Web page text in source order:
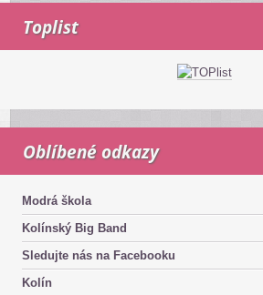
Toplist
Oblíbené odkazy
Modrá škola
Kolínský Big Band
Sledujte nás na Facebooku
Kolín